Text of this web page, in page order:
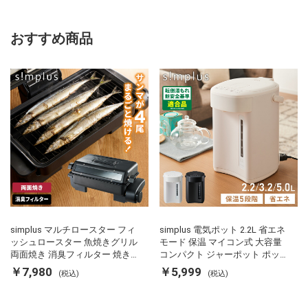
おすすめ商品
simplus マルチロースター フィ
ッシュロースター 魚焼きグリル
両面焼き 消臭フィルター 焼き魚
両面ヒーター タイマー付き SP-
FRS01 マットブラック シンプラ
￥7,980 (税込)
simplus 電気ポット 2.2L 省エネ
モード 保温 マイコン式 大容量
コンパクト ジャーポット ポット
カルキ抜き 空焚き防止 温度調節
軽量 SP-PD22 シンプラス
￥5,999 (税込)